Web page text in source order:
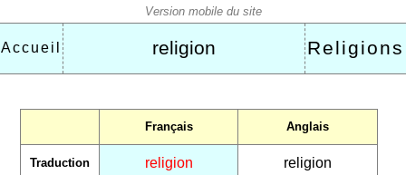
Accueil religion Religions
Français Anglais
Traduction religion religion